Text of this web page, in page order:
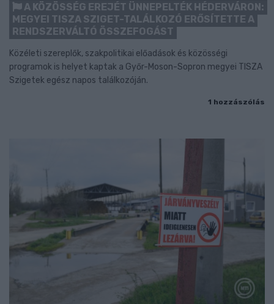
A KÖZÖSSÉG EREJÉT ÜNNEPELTÉK HÉDERVÁRON:
MEGYEI TISZA SZIGET-TALÁLKOZÓ ERŐSÍTETTE A
RENDSZERVÁLTÓ ÖSSZEFOGÁST
Közéleti szereplők, szakpolitikai előadások és közösségi
programok is helyet kaptak a Győr-Moson-Sopron megyei TISZA
Szigetek egész napos találkozóján.
1 hozzászólás